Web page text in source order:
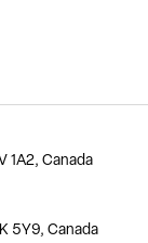
1A2, Canada
5Y9, Canada